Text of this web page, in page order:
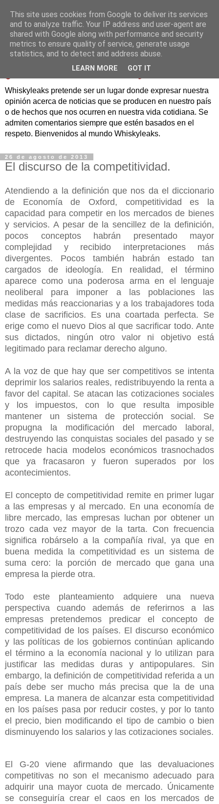
Whiskyleaks pretende ser un lugar donde expresar nuestra
opinión acerca de noticias que se producen en nuestro país
o de hechos que nos ocurren en nuestra vida cotidiana. Se
admiten comentarios siempre que estén basados en el
respeto. Bienvenidos al mundo Whiskyleaks.
26 de agosto de 2013
El discurso de la competitividad.
Atendiendo a la definición que nos da el diccionario
de Economía de Oxford, competitividad es la
capacidad para competir en los mercados de bienes
y servicios. A pesar de la sencillez de la definición,
pocos conceptos habrán presentado mayor
complejidad y recibido interpretaciones más
divergentes. Pocos también habrán estado tan
cargados de ideología. En realidad, el término
aparece como una poderosa arma en el lenguaje
neoliberal para imponer a las poblaciones las
medidas más reaccionarias y a los trabajadores toda
clase de sacrificios. Es una coartada perfecta. Se
erige como el nuevo Dios al que sacrificar todo. Ante
sus dictados, ningún otro valor ni objetivo está
legitimado para reclamar derecho alguno.
A la voz de que hay que ser competitivos se intenta
deprimir los salarios reales, redistribuyendo la renta a
favor del capital. Se atacan las cotizaciones sociales
y los impuestos, con lo que resulta imposible
mantener un sistema de protección social. Se
propugna la modificación del mercado laboral,
destruyendo las conquistas sociales del pasado y se
retrocede hacia modelos económicos trasnochados
que ya fracasaron y fueron superados por los
acontecimientos.
El concepto de competitividad remite en primer lugar
a las empresas y al mercado. En una economía de
libre mercado, las empresas luchan por obtener un
trozo cada vez mayor de la tarta. Con frecuencia
significa robárselo a la compañía rival, ya que en
buena medida la competitividad es un sistema de
suma cero: la porción de mercado que gana una
empresa la pierde otra.
Todo este planteamiento adquiere una nueva
perspectiva cuando además de referirnos a las
empresas pretendemos predicar el concepto de
competitividad de los países. El discurso económico
y las políticas de los gobiernos continúan aplicando
el término a la economía nacional y lo utilizan para
justificar las medidas duras y antipopulares. Sin
embargo, la definición de competitividad referida a un
país debe ser mucho más precisa que la de una
empresa. La manera de alcanzar esta competitividad
en los países pasa por reducir costes, y por lo tanto
el precio, bien modificando el tipo de cambio o bien
disminuyendo los salarios y las cotizaciones sociales.
El G-20 viene afirmando que las devaluaciones
competitivas no son el mecanismo adecuado para
adquirir una mayor cuota de mercado. Únicamente
se conseguiría crear el caos en los mercados de
This site uses cookies from Google to deliver its services
and to analyze traffic. Your IP address and user-agent are
shared with Google along with performance and security
metrics to ensure quality of service, generate usage
statistics, and to detect and address abuse.
LEARN MORE GOT IT